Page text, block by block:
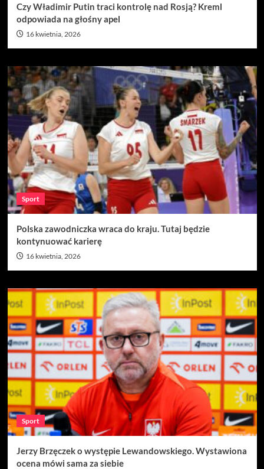
Czy Władimir Putin traci kontrolę nad Rosją? Kreml
odpowiada na głośny apel
16 kwietnia, 2026
Sport
Polska zawodniczka wraca do kraju. Tutaj będzie
kontynuować karierę
16 kwietnia, 2026
Sport
Jerzy Brzęczek o występie Lewandowskiego. Wystawiona
ocena mówi sama za siebie